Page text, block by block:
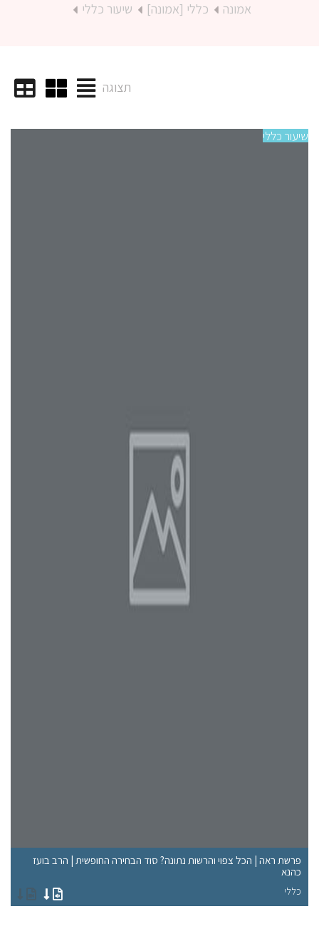
אמונה
כללי [אמונה] שיעור כללי
תצוגה
שיעור כללי
פרשת ראה | הכל צפוי והרשות נתונה? סוד הבחירה החופשית | הרב בועז
כהנא
כללי